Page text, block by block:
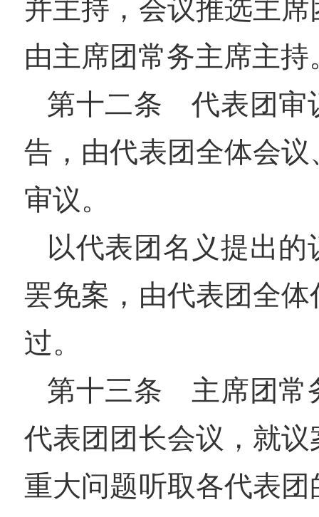
并主持，会议推选主
由主席团常务主席主持
第十二条 代表团审
告，由代表团全体会
审议。
以代表团名义提出
罢免案，由代表团全
过。
第十三条 主席团常
代表团团长会议，就
重大问题听取各代表